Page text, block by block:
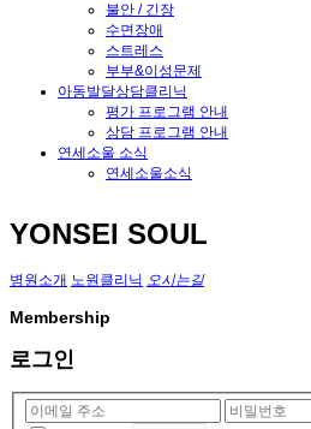
불안 / 긴장
수면장애
스트레스
부부&이성문제
아동발달상담클리닉
평가 프로그램 안내
상담 프로그램 안내
연세소울 소식
연세소울소식
YONSEI SOUL
병원소개 노원클리닉 오시는길
Membership
로그인